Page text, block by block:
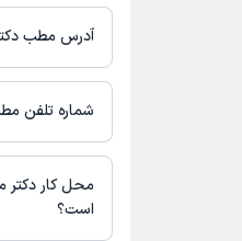
مبلغ ویزیت دکتر
هزینه مشاوره پزشکی
آدرس مطب
است.شماره تلفن
مطب خیابان نوری :
مطب خیابان پاسداران :
محل کار دکتر
است؟